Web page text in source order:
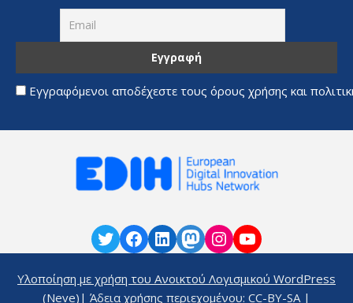
Εγγραφόμενοι αποδέχεστε τους όρους χρήσης και
Υλοποίηση με χρήση του Ανοικτού Λογισμικού WordPress
(Neve)| Άδεια χρήσης περιεχομένου: CC-BY-SA|